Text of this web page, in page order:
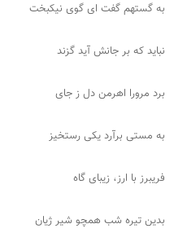
به گستهم گفت ای گوی نیکبخت
نباید که بر جانش آید گزند
برد مرورا اهرمن دل ز جای
به مستی برآرد یکی رستخیز
فریبرز با ارز، زیبای گاه
بدین تیره شب همچو شیر ژیان